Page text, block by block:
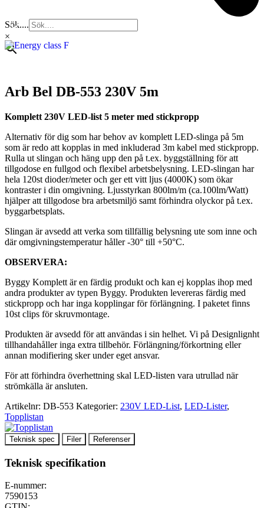
Sök....
×
Arb Bel DB-553 230V 5m
Komplett 230V LED-list 5 meter med stickpropp
Alternativ för dig som har behov av komplett LED-slinga på 5m
som är redo att kopplas in med inkluderad 3m kabel med stickpropp.
Rulla ut slingan och häng upp den på t.ex. byggställning för att
tillgodose en fullgod och flexibel arbetsbelysning. LED-slingan har
hela 120st dioder/meter och ger ett vitt ljus (4000K) som ökar
kontraster i din omgivning. Ljusstyrkan 800lm/m (ca.100lm/Watt)
hjälper att tillgodose bra arbetsmiljö samt förhindra olyckor på t.ex.
byggarbetsplats.
Slingan är avsedd att verka som tillfällig belysning ute som inne och
där omgivningstemperatur håller -30° till +50°C.
OBSERVERA:
Byggy Komplett är en färdig produkt och kan ej kopplas ihop med
andra produkter av typen Byggy. Produkten levereras färdig med
stickpropp och har inga kopplingar för förlängning. I paketet finns
10st clips för skruvmontage.
Produkten är avsedd för att användas i sin helhet. Vi på Designlignht
tillhandahåller inga extra tillbehör. Förlängning/förkortning eller
annan modifiering sker under eget ansvar.
För att förhindra överhettning skal LED-listen vara utrullad när
strömkälla är ansluten.
Artikelnr: DB-553 Kategorier: 230V LED-List, LED-Lister,
Topplistan
Teknisk spec Filer Referenser
Teknisk specifikation
E-nummer:
7590153